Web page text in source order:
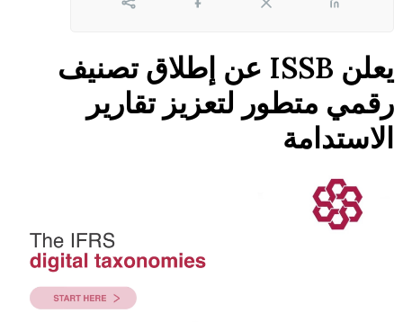
لينكد إن X
Facebook
Share
يعلن ISSB عن إطلاق تصنيف
رقمي متطور لتعزيز تقارير
الاستدامة